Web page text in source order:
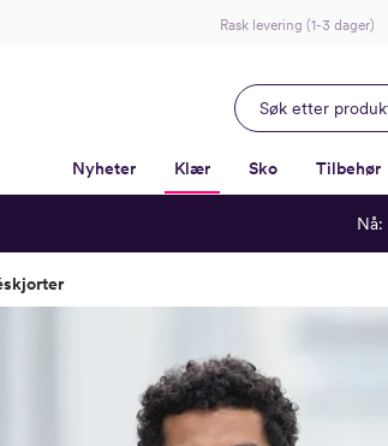
Rask levering (1-3 dager)
Nyheter Klær Sko Tilbehør
Nå: